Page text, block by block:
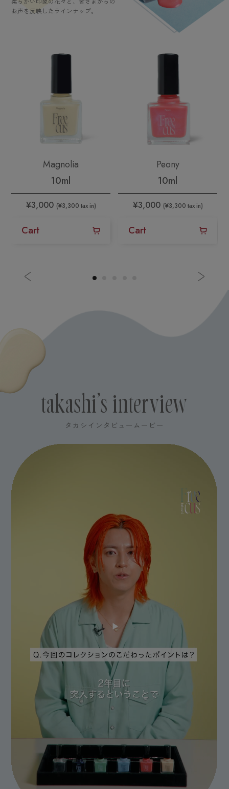
お声を反映したラインナップ。
Magnolia
10ml
¥3,000 (¥3,300 tax in)
Cart
Peony
10ml
¥3,000 (¥3,300 tax in)
Cart
takashi’s interview
タカシインタビュームービー